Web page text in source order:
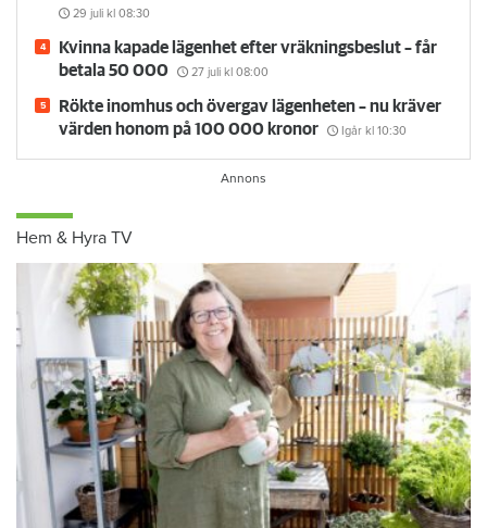
29 juli kl 08:30
Kvinna kapade lägenhet efter vräkningsbeslut – får
betala 50 000
27 juli kl 08:00
Rökte inomhus och övergav lägenheten – nu kräver
värden honom på 100 000 kronor
Igår kl 10:30
Hem & Hyra TV